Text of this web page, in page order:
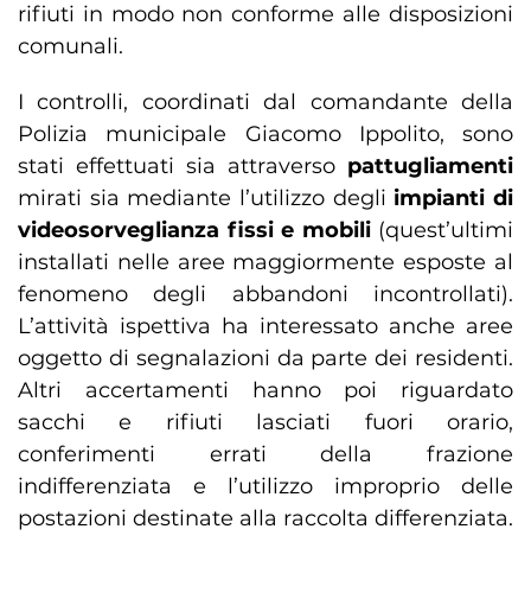
rifiuti in modo non conforme alle disposizioni
comunali.
I controlli, coordinati dal comandante della
Polizia municipale Giacomo Ippolito, sono
stati effettuati sia attraverso pattugliamenti
mirati sia mediante l’utilizzo degli impianti di
videosorveglianza fissi e mobili (quest’ultimi
installati nelle aree maggiormente esposte al
fenomeno degli abbandoni incontrollati).
L’attività ispettiva ha interessato anche aree
oggetto di segnalazioni da parte dei residenti.
Altri accertamenti hanno poi riguardato
sacchi e rifiuti lasciati fuori orario,
conferimenti errati della frazione
indifferenziata e l’utilizzo improprio delle
postazioni destinate alla raccolta differenziata.